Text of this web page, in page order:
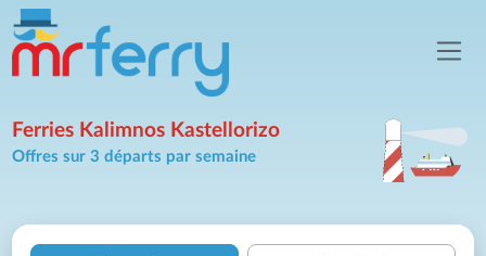
Ferries Kalimnos Kastellorizo
Offres sur 3 départs par semaine